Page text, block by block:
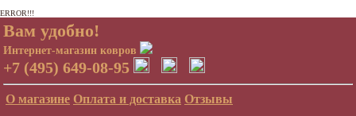
ERROR!!!
Вам удобно!
Интернет-магазин ковров
+7 (495) 649-08-95
О магазине Оплата и доставка Отзывы